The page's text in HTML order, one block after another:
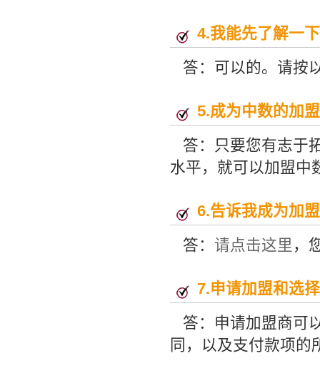
4.我能先了解一
答：可以的。请按
5.成为中数的加
答：只要您有志于
水平，就可以加盟中
6.告诉我成为加
答： 请点击这里 ，
7.申请加盟和选
答：申请加盟商可
同，以及支付款项的